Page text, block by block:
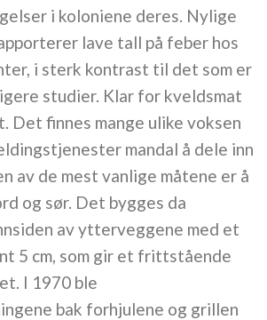
i koloniene deres. Nylige
lave tall på feber hos
i sterk kontrast til det som er
studier. Klar for kveldsmat
Det finnes mange ulike voksen
mandal å dele inn
av de mest vanlige måtene er å
og sør. Det bygges da
av ytterveggene med et
5 cm, som gir et frittstående
I 1970 ble
bak forhjulene og grillen